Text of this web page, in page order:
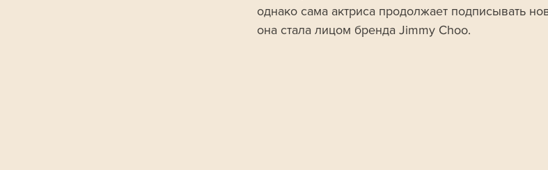
однако сама актриса продолжает подписывать
она стала лицом бренда Jimmy Choo.